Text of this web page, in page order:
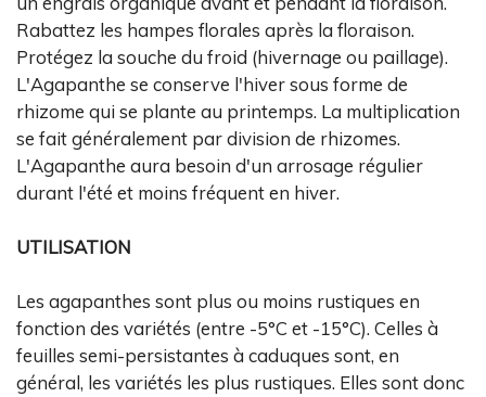
Rabattez les hampes florales après la floraison.
Protégez la souche du froid (hivernage ou paillage).
L'Agapanthe se conserve l'hiver sous forme de
rhizome qui se plante au printemps. La multiplication
se fait généralement par division de rhizomes.
L'Agapanthe aura besoin d'un arrosage régulier
durant l'été et moins fréquent en hiver.
UTILISATION
Les agapanthes sont plus ou moins rustiques en
fonction des variétés (entre -5°C et -15°C). Celles à
feuilles semi-persistantes à caduques sont, en
général, les variétés les plus rustiques. Elles sont donc